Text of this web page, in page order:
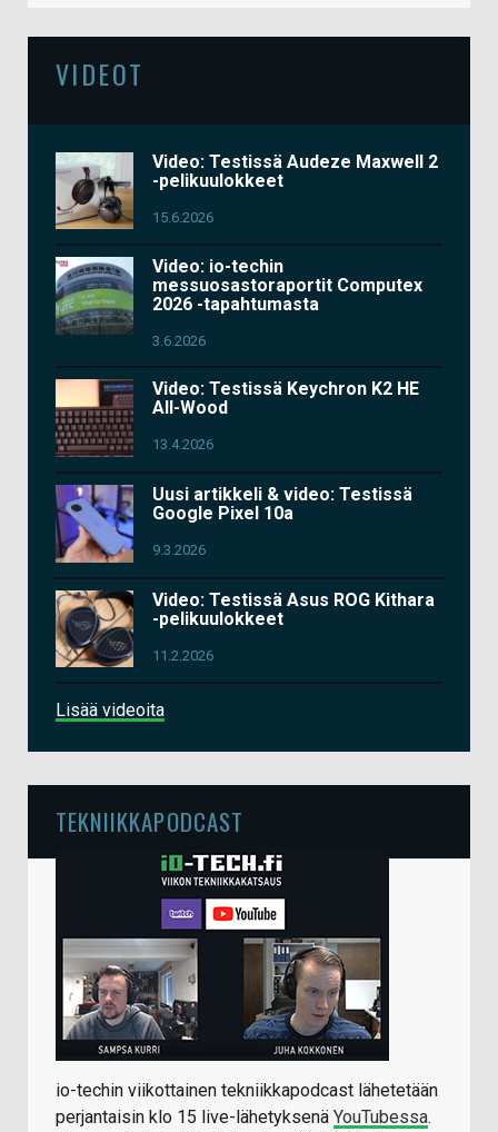
VIDEOT
Video: Testissä Audeze Maxwell 2
-pelikuulokkeet
15.6.2026
Video: io-techin
messuosastoraportit Computex
2026 -tapahtumasta
3.6.2026
Video: Testissä Keychron K2 HE
All-Wood
13.4.2026
Uusi artikkeli & video: Testissä
Google Pixel 10a
9.3.2026
Video: Testissä Asus ROG Kithara
-pelikuulokkeet
11.2.2026
Lisää videoita
TEKNIIKKAPODCAST
io-techin viikottainen tekniikkapodcast lähetetään
perjantaisin klo 15 live-lähetyksenä YouTubessa.